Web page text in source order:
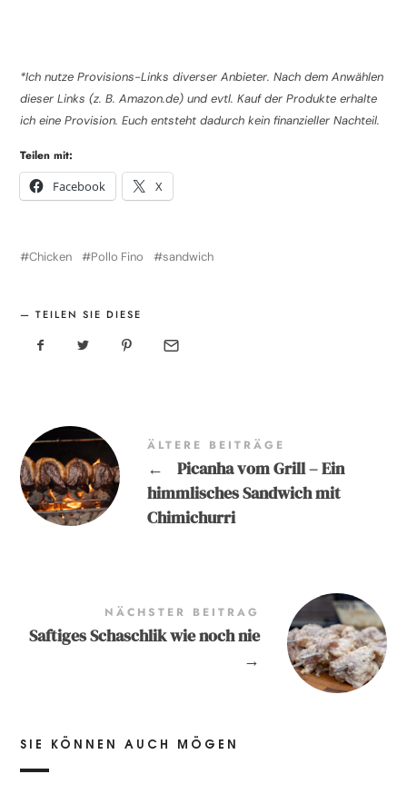
*Ich nutze Provisions-Links diverser Anbieter. Nach dem Anwählen
dieser Links (z. B. Amazon.de) und evtl. Kauf der Produkte erhalte
ich eine Provision. Euch entsteht dadurch kein finanzieller Nachteil.
Teilen mit:
Facebook
X
Chicken Pollo Fino sandwich
TEILEN SIE DIESE
ÄLTERE BEITRÄGE
←
Picanha vom Grill – Ein
himmlisches Sandwich mit
Chimichurri
NÄCHSTER BEITRAG
Saftiges Schaschlik wie noch nie
→
SIE KÖNNEN AUCH MÖGEN